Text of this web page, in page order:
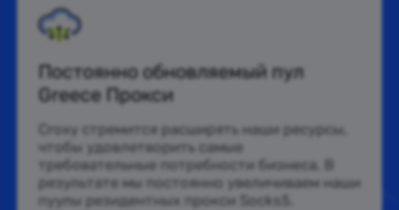
Постоянно обновляемый пул
Greece Прокси
Croxy стремится расширять наши ресурсы,
чтобы удовлетворить самые
требовательные потребности бизнеса. В
результате мы постоянно увеличиваем наши
пуулы резидентных прокси Socks5.